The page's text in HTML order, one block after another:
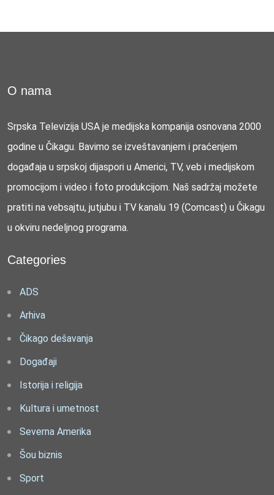
O nama
Srpska Televizija USA je medijska kompanija osnovana 2000
godine u Čikagu. Bavimo se izveštavanjem i praćenjem
događaja u srpskoj dijaspori u Americi, TV, veb i medijskom
promocijom i video i foto produkcijom. Naš sadržaj možete
pratiti na vebsajtu, jutjubu i TV kanalu 19 (Comcast) u Čikagu
u okviru nedeljnog programa.
Categories
ADS
Arhiva
Čikago dešavanja
Događaji
Istorija i religija
Kultura i umetnost
Severna Amerika
Šou biznis
Sport